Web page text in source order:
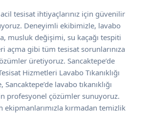
acil tesisat ihtiyaçlarınız için güvenilir
Deneyimli ekibimizle, lavabo
musluk değişimi, su kaçağı tespiti
açma gibi tüm tesisat sorunlarınıza
üretiyoruz. Sancaktepe’de
Hizmetleri Lavabo Tıkanıklığı
lavabo tıkanıklığı
profesyonel çözümler sunuyoruz.
ekipmanlarımızla kırmadan temizlik